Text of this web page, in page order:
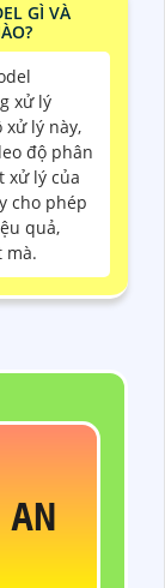
GÌ VÀ
xử lý
lý này,
độ phân
xử lý của
cho phép
quả,
mà.